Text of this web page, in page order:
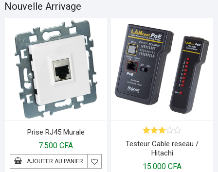
Nouvelle Arrivage
Prise RJ45 Murale
7.500CFA
AJOUTER AU PANIER
Note
3.00
sur 5
Testeur Cable reseau /
Hitachi
15.000 CFA